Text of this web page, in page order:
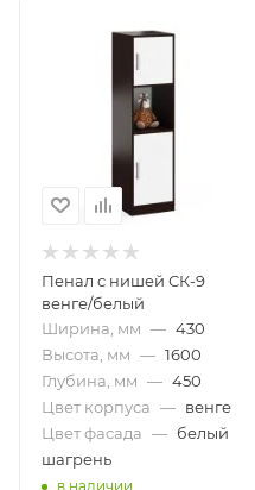
Пенал с нишей СК-9
венге/белый
Ширина, мм — 430
Высота, мм — 1600
Глубина, мм — 450
Цвет корпуса — венге
Цвет фасада — белый
шагрень
в наличии